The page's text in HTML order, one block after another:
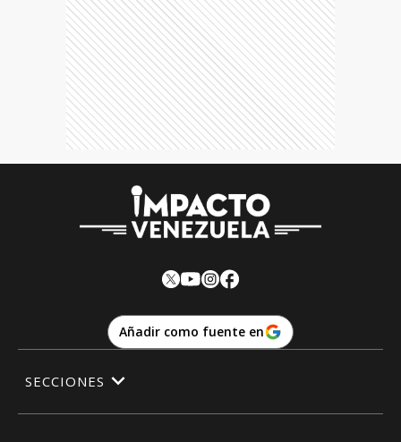
Añadir como fuente en
SECCIONES